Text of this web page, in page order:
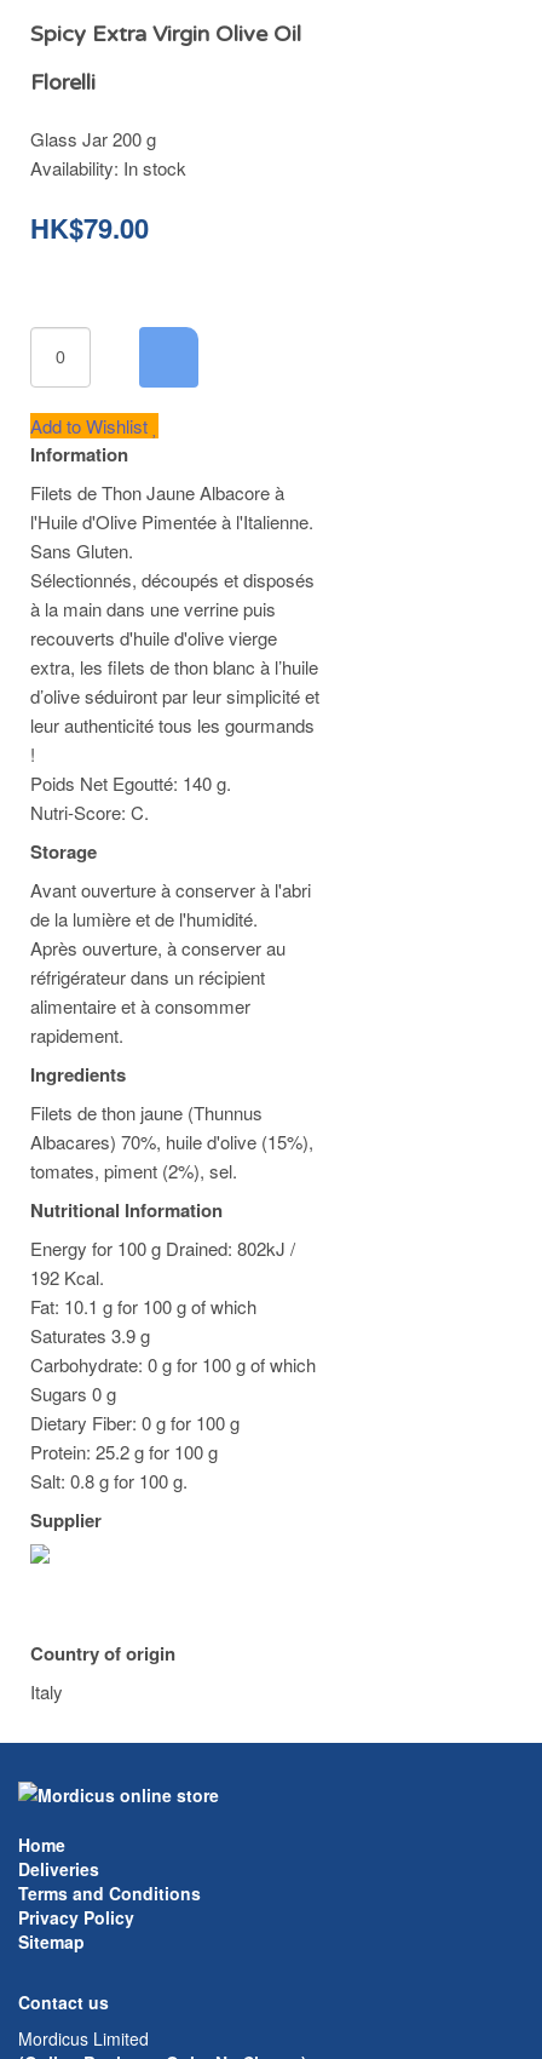
Spicy Extra Virgin Olive Oil
Florelli
Glass Jar 200 g
Availability: In stock
HK$79.00
Add to Wishlist
Information
Filets de Thon Jaune Albacore à
l'Huile d'Olive Pimentée à l'Italienne.
Sans Gluten.
Sélectionnés, découpés et disposés
à la main dans une verrine puis
recouverts d'huile d'olive vierge
extra, les filets de thon blanc à l’huile
d’olive séduiront par leur simplicité et
leur authenticité tous les gourmands
!
Poids Net Egoutté: 140 g.
Nutri-Score: C.
Storage
Avant ouverture à conserver à l'abri
de la lumière et de l'humidité.
Après ouverture, à conserver au
réfrigérateur dans un récipient
alimentaire et à consommer
rapidement.
Ingredients
Filets de thon jaune (Thunnus
Albacares) 70%, huile d'olive (15%),
tomates, piment (2%), sel.
Nutritional Information
Energy for 100 g Drained: 802kJ /
192 Kcal.
Fat: 10.1 g for 100 g of which
Saturates 3.9 g
Carbohydrate: 0 g for 100 g of which
Sugars 0 g
Dietary Fiber: 0 g for 100 g
Protein: 25.2 g for 100 g
Salt: 0.8 g for 100 g.
Supplier
Country of origin
Italy
Home
Deliveries
Terms and Conditions
Privacy Policy
Sitemap
Contact us
Mordicus Limited